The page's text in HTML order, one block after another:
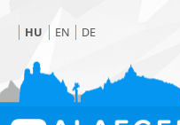
HU EN DE